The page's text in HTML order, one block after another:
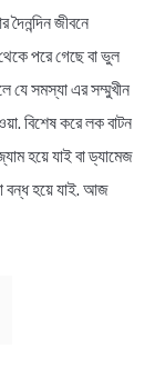
জীবনে
পরে গেছে বা ভুল
যে সমস্যা এর সম্মুখীন
বিশেষ করে লক বাটন
হয়ে যাই বা ড্যামেজ
বন্ধ হয়ে যাই. আজ